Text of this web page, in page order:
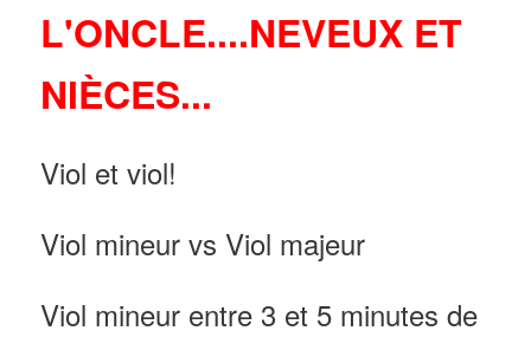
L'ONCLE....NEVEUX ET
NIÈCES...
Viol et viol!
Viol mineur vs Viol majeur
Viol mineur entre 3 et 5 minutes de